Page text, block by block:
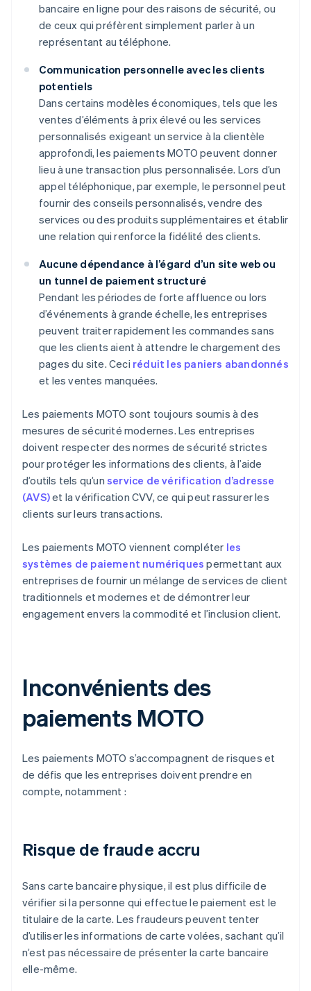
bancaire en ligne pour des raisons de sécurité, ou
de ceux qui préfèrent simplement parler à un
représentant au téléphone.
Communication personnelle avec les clients
potentiels
Dans certains modèles économiques, tels que les
ventes d’éléments à prix élevé ou les services
personnalisés exigeant un service à la clientèle
approfondi, les paiements MOTO peuvent donner
lieu à une transaction plus personnalisée. Lors d’un
appel téléphonique, par exemple, le personnel peut
fournir des conseils personnalisés, vendre des
services ou des produits supplémentaires et établir
une relation qui renforce la fidélité des clients.
Aucune dépendance à l’égard d’un site web ou
un tunnel de paiement structuré
Pendant les périodes de forte affluence ou lors
d’événements à grande échelle, les entreprises
peuvent traiter rapidement les commandes sans
que les clients aient à attendre le chargement des
pages du site. Ceci réduit les paniers abandonnés
et les ventes manquées.
Les paiements MOTO sont toujours soumis à des
mesures de sécurité modernes. Les entreprises
doivent respecter des normes de sécurité strictes
pour protéger les informations des clients, à l’aide
d’outils tels qu’un service de vérification d’adresse
(AVS)et la vérification CVV, ce qui peut rassurer les
clients sur leurs transactions.
Les paiements MOTO viennent compléter les
systèmes de paiement numériques permettant aux
entreprises de fournir un mélange de services de client
traditionnels et modernes et de démontrer leur
engagement envers la commodité et l’inclusion client.
Inconvénients des
paiements MOTO
Les paiements MOTO s’accompagnent de risques et
de défis que les entreprises doivent prendre en
compte, notamment :
Risque de fraude accru
Sans carte bancaire physique, il est plus difficile de
vérifier si la personne qui effectue le paiement est le
titulaire de la carte. Les fraudeurs peuvent tenter
d’utiliser les informations de carte volées, sachant qu’il
n’est pas nécessaire de présenter la carte bancaire
elle-même.